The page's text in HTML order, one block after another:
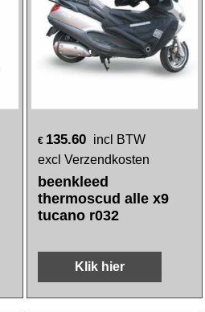
€ 135.60 incl BTW
excl Verzendkosten
beenkleed
thermoscud alle x9
tucano r032
Klik hier